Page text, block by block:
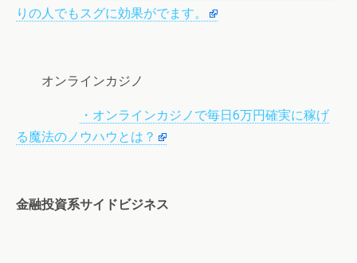
りの人でもスグに効果がでます。
オンラインカジノ
・オンラインカジノで毎日6万円確実に稼げ
る魔法のノウハウとは？
金融投資系サイドビジネス